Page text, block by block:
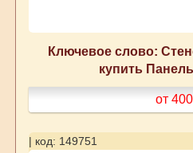
Ключевое слово:
купить
от 400
| код: 149751